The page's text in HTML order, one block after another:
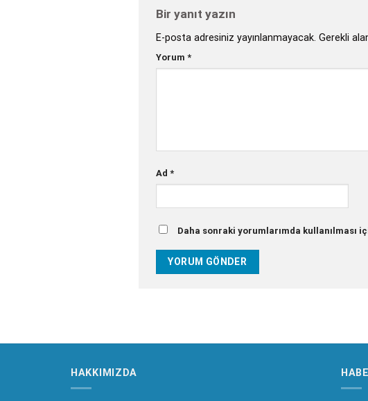
Bir yanıt yazın
E-posta adresiniz yayınlanmayacak. Gerekli
Yorum *
Ad *
Daha sonraki yorumlarımda kullanılması
HAKKIMIZDA